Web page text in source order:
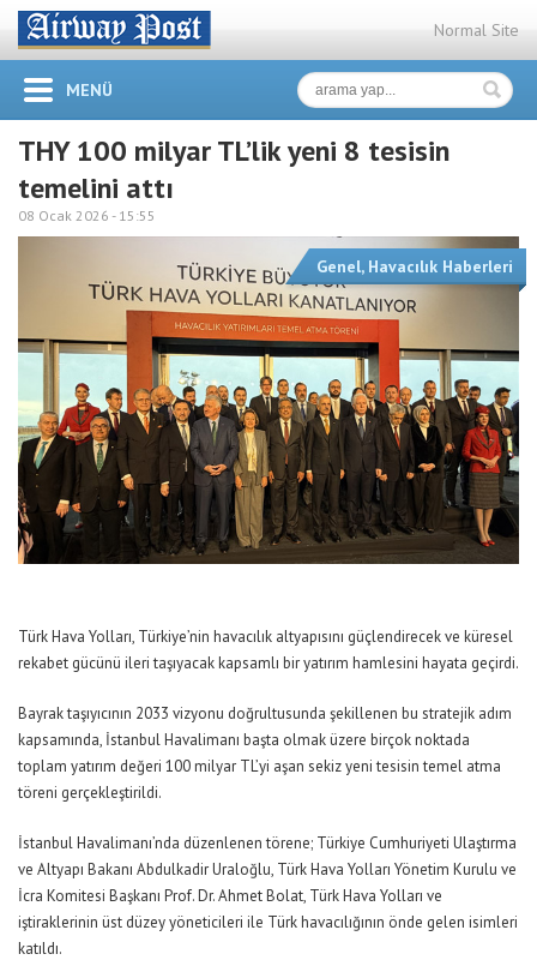
Normal Site
MENÜ
THY 100 milyar TL’lik yeni 8 tesisin
temelini attı
08 Ocak 2026 - 15:55
Genel, Havacılık Haberleri
Türk Hava Yolları, Türkiye’nin havacılık altyapısını güçlendirecek ve küresel
rekabet gücünü ileri taşıyacak kapsamlı bir yatırım hamlesini hayata geçirdi.
Bayrak taşıyıcının 2033 vizyonu doğrultusunda şekillenen bu stratejik adım
kapsamında, İstanbul Havalimanı başta olmak üzere birçok noktada
toplam yatırım değeri 100 milyar TL’yi aşan sekiz yeni tesisin temel atma
töreni gerçekleştirildi.
İstanbul Havalimanı’nda düzenlenen törene; Türkiye Cumhuriyeti Ulaştırma
ve Altyapı Bakanı Abdulkadir Uraloğlu, Türk Hava Yolları Yönetim Kurulu ve
İcra Komitesi Başkanı Prof. Dr. Ahmet Bolat, Türk Hava Yolları ve
iştiraklerinin üst düzey yöneticileri ile Türk havacılığının önde gelen isimleri
katıldı.